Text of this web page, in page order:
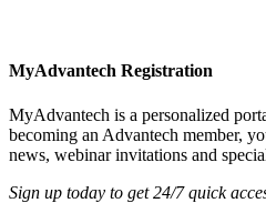
MyAdvantech Registration
MyAdvantech is a personalized
becoming an Advantech member,
news, webinar invitations and
Sign up today to get 24/7 quick